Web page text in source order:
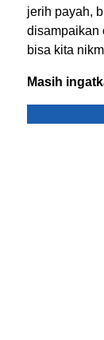
jerih payah,
disampaikan
bisa kita
Masih